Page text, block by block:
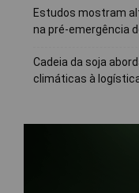
Estudos mostram
na pré-emergência
Cadeia da soja
climáticas à